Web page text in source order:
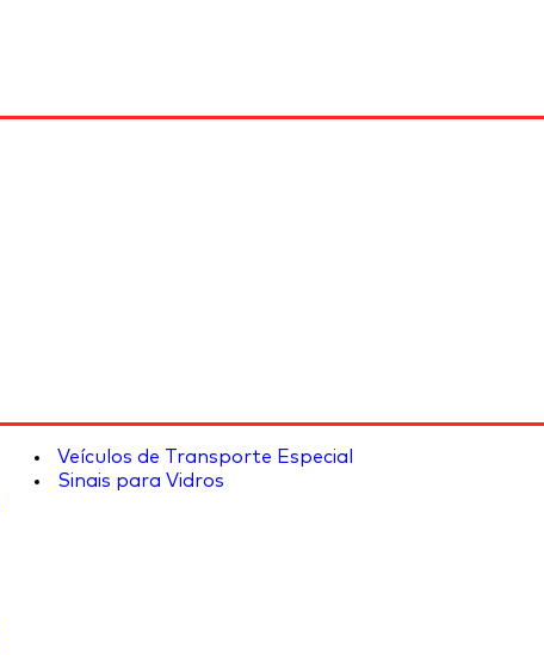
Veículos de Transporte Especial
Sinais para Vidros